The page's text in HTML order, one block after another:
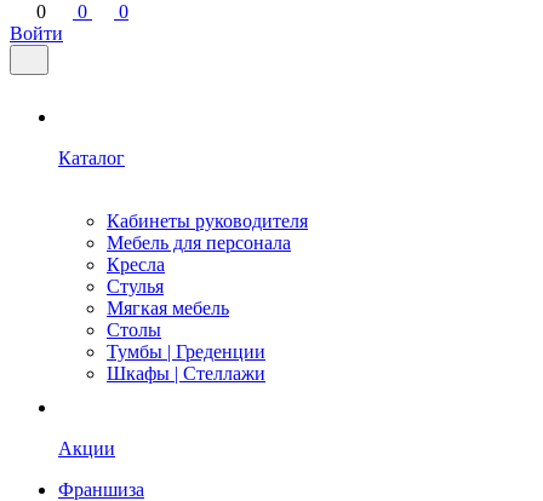
0
0
0
Войти
Каталог
Кабинеты руководителя
Мебель для персонала
Кресла
Стулья
Мягкая мебель
Столы
Тумбы | Греденции
Шкафы | Стеллажи
Акции
Франшиза